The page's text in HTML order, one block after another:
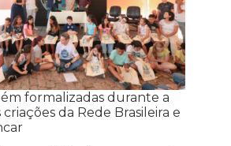
formalizadas durante a
da Rede Brasileira e